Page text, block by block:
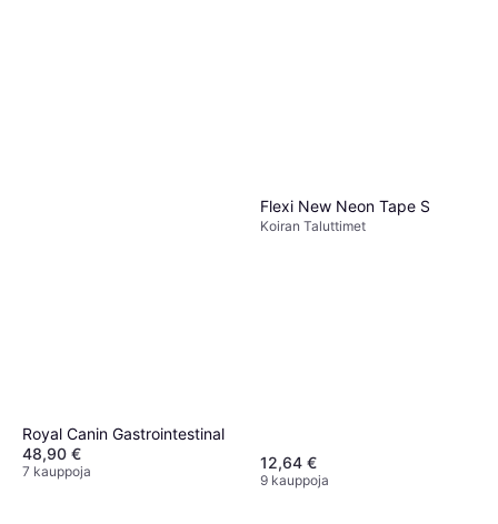
Royal Canin Gastrointestinal
48,90 €
7 kauppoja
Flexi New Neon Tape S
Koiran Taluttimet
12,64 €
9 kauppoja